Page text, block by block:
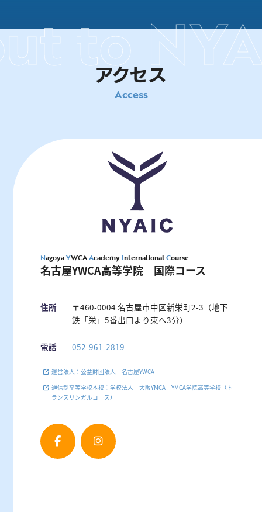
toアクセス
Access
NagoyaYWCAAcademy InternationalCourse
名古屋YWCA高等学院 国際コース
住所 〒460-0004 名古屋市中区新栄町2-3 （地下
鉄「栄」5番出口より東へ3分）
電話 052-961-2819
運営法人：公益財団法人 名古屋YWCA
通信制高等学校本校：学校法人 大阪YMCAYMCA学院高等学校（ト
ランスリンガルコース）